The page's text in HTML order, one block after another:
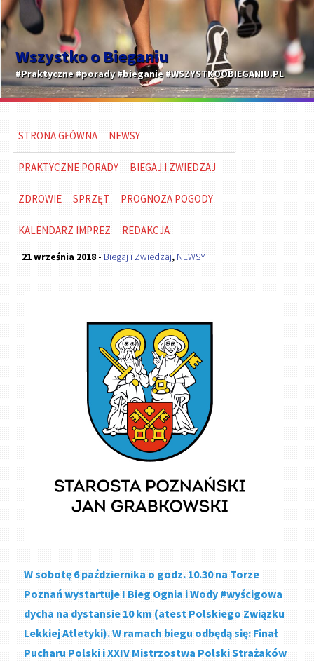
Wszystko o Bieganiu
#Praktyczne #porady #bieganie #WSZYSTKOOBIEGANIU.PL
STRONA GŁÓWNA NEWSY
PRAKTYCZNE PORADY BIEGAJ I ZWIEDZAJ
ZDROWIE SPRZĘT PROGNOZA POGODY
KALENDARZ IMPREZ REDAKCJA
21 września 2018 - Biegaj i Zwiedzaj, NEWSY
W sobotę 6 października o godz. 10.30 na Torze
Poznań wystartuje I Bieg Ognia i Wody #wyścigowa
dycha na dystansie 10 km (atest Polskiego Związku
Lekkiej Atletyki). W ramach biegu odbędą się: Finał
Pucharu Polski i XXIV Mistrzostwa Polski Strażaków